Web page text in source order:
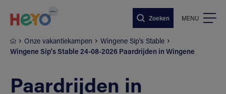
Zoeken MENU
Onze vakantiekampen
Wingene Sip's Stable
Wingene Sip's Stable 24-08-2026 Paardrijden in Wingene
Paardrijden in